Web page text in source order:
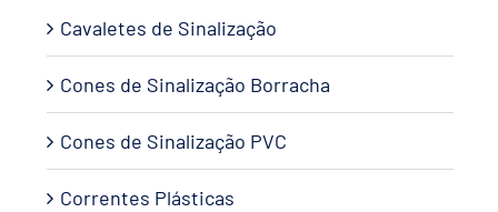
Cavaletes de Sinalização
Cones de Sinalização Borracha
Cones de Sinalização PVC
Correntes Plásticas